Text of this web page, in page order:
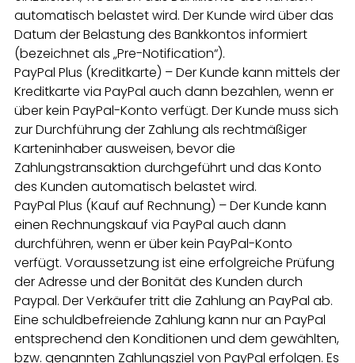
automatisch belastet wird. Der Kunde wird über das
Datum der Belastung des Bankkontos informiert
(bezeichnet als „Pre-Notification“).
PayPal Plus (Kreditkarte) – Der Kunde kann mittels der
Kreditkarte via PayPal auch dann bezahlen, wenn er
über kein PayPal-Konto verfügt. Der Kunde muss sich
zur Durchführung der Zahlung als rechtmäßiger
Karteninhaber ausweisen, bevor die
Zahlungstransaktion durchgeführt und das Konto
des Kunden automatisch belastet wird.
PayPal Plus (Kauf auf Rechnung) – Der Kunde kann
einen Rechnungskauf via PayPal auch dann
durchführen, wenn er über kein PayPal-Konto
verfügt. Voraussetzung ist eine erfolgreiche Prüfung
der Adresse und der Bonität des Kunden durch
Paypal. Der Verkäufer tritt die Zahlung an PayPal ab.
Eine schuldbefreiende Zahlung kann nur an PayPal
entsprechend den Konditionen und dem gewählten,
bzw. genannten Zahlungsziel von PayPal erfolgen. Es